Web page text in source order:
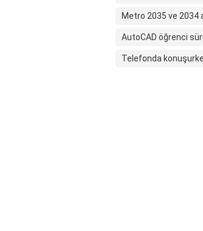
Metro 2035 ve 2034
AutoCAD öğrenci
Telefonda